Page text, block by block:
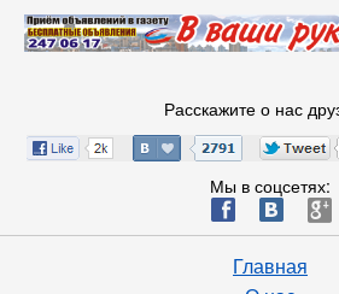
Расскажите о нас
Мы в соцсетях:
ä æ è
Главная